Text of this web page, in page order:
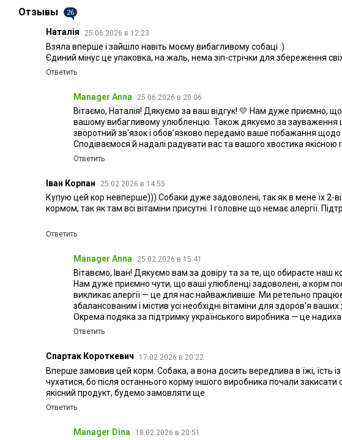
Отзывы 26
Наталія 25.06.2026 в 12:23
Взяла вперше і зайшло навіть моєму вибагливому собаці :)
Єдиний мінус це упаковка, на жаль, нема зіп-стрічки для збереження
Ответить
Manager Anna 25.06.2026 в 20:06
Вітаємо, Наталія! Дякуємо за ваш відгук! 💛 Нам дуже приємно,
вашому вибагливому улюбленцю. Також дякуємо за зауваження
зворотний зв'язок і обов’язково передамо ваше побажання щодо
Сподіваємося й надалі радувати вас та вашого хвостика якісною
Ответить
Іван Корпан 25.02.2026 в 14:55
Купую цей кор невперше))) Собаки дуже задоволені, так як в мене їх 2-
кормом, так як там всі вітаміни присутні. І головне що немає алергії.
Ответить
Manager Anna 25.02.2026 в 15:41
Вітавємо, Іван! Дякуємо вам за довіру та за те, що обираєте наш
Нам дуже приємно чути, що ваші улюбленці задоволені, а корм
викликає алергії — це для нас найважливіше. Ми ретельно
збалансованим і містив усі необхідні вітаміни для здоров’я ваших
Окрема подяка за підтримку українського виробника — це
Ответить
Спартак Короткевич 17.02.2026 в 20:22
Вперше замовив цей корм. Собака, а вона досить вередлива в їжі, їсть
чухатися, бо після останнього корму іншого виробника почали закисати
якісний продукт, будемо замовляти ще
Ответить
Manager Dina 18.02.2026 в 20:51